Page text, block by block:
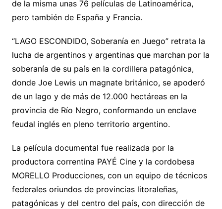
de la misma unas 76 películas de Latinoamérica,
pero también de España y Francia.
“LAGO ESCONDIDO, Soberanía en Juego” retrata la
lucha de argentinos y argentinas que marchan por la
soberanía de su país en la cordillera patagónica,
donde Joe Lewis un magnate británico, se apoderó
de un lago y de más de 12.000 hectáreas en la
provincia de Río Negro, conformando un enclave
feudal inglés en pleno territorio argentino.
La película documental fue realizada por la
productora correntina PAYÉ Cine y la cordobesa
MORELLO Producciones, con un equipo de técnicos
federales oriundos de provincias litoraleñas,
patagónicas y del centro del país, con dirección de